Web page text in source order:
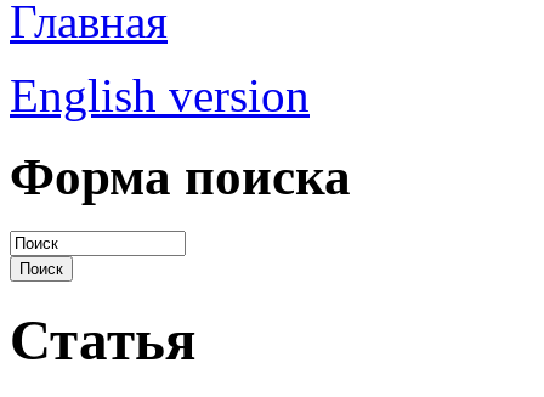
English version
Форма поиска
Статья